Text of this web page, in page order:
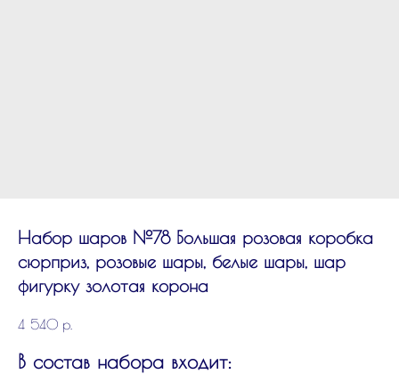
Набор шаров №78 Большая розовая коробка
сюрприз, розовые шары, белые шары, шар
фигурку золотая корона
4 540 р.
В состав набора входит: